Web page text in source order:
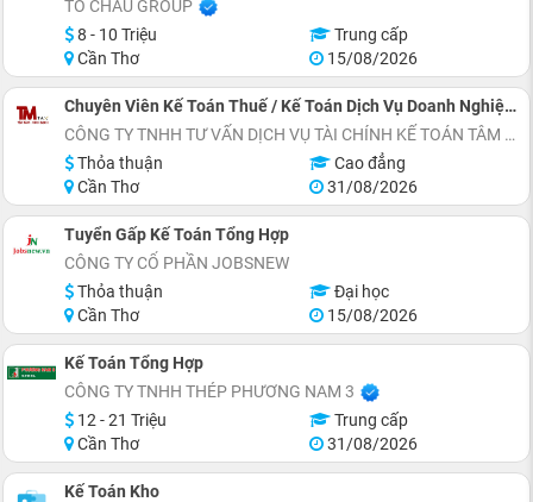
TÔ CHÂU GROUP
8 - 10 Triệu
Trung cấp
Cần Thơ
15/08/2026
Chuyên Viên Kế Toán Thuế / Kế Toán Dịch Vụ Doanh Nghiệp - Cần Thơ
CÔNG TY TNHH TƯ VẤN DỊCH VỤ TÀI CHÍNH KẾ TOÁN TÂM MINH
Thỏa thuận
Cao đẳng
Cần Thơ
31/08/2026
Tuyển Gấp Kế Toán Tổng Hợp
CÔNG TY CỔ PHẦN JOBSNEW
Thỏa thuận
Đại học
Cần Thơ
15/08/2026
Kế Toán Tổng Hợp
CÔNG TY TNHH THÉP PHƯƠNG NAM 3
12 - 21 Triệu
Trung cấp
Cần Thơ
31/08/2026
Kế Toán Kho